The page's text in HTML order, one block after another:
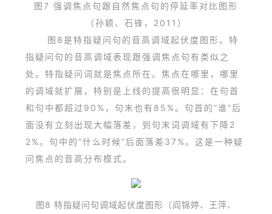
图7 强调焦点句跟自然焦点句的停延率对比图形
（孙颖、石锋，2011）
图8是特指疑问句的音高调域起伏度图形。特
指疑问句的音高调域表现跟强调焦点句有类似之
处。特指疑问词就是焦点所在。焦点在哪里，哪里
的调域就扩展，特别是上线的提高很明显：在句首
和句中都超过90%，句末也有85%。句首的“谁”后
面没有立刻出现大幅落差，到句末词调域有下降2
2%。句中的“什么时候”后面落差37%。这是一种疑
问焦点的音高分布模式。
图8 特指疑问句调域起伏度图形
（阎锦婷、王萍、